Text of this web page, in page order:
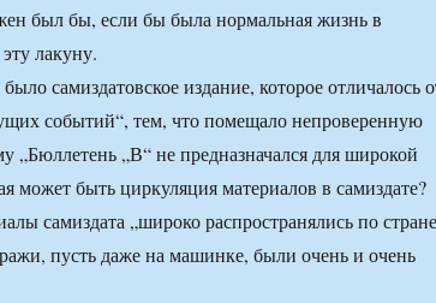
был бы, если бы была нормальная жизнь в
лакуну.
самиздатовское издание, которое отличалось
событий“, тем, что помещало непроверенную
„В“ не предназначался для широкой
может быть циркуляция материалов в самиздате?
самиздата „широко распространялись по
пусть даже на машинке, были очень и очень